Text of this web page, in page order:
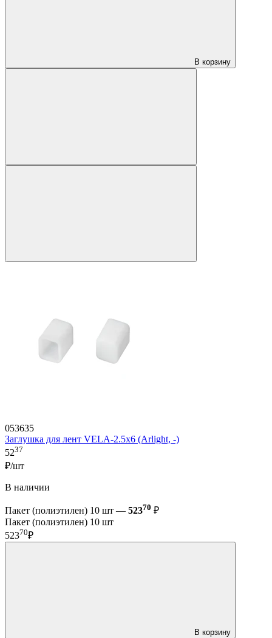
В корзину
053635
Заглушка для лент VELA-2.5x6 (Arlight, -)
5237
₽/шт
В наличии
Пакет (полиэтилен) 10 шт — 52370 ₽
Пакет (полиэтилен) 10 шт
52370₽
В корзину